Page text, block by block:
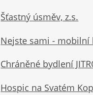
Šťastný úsměv, z.s.
Nejste sami - mobilní
Chráněné bydlení
Hospic na Svatém